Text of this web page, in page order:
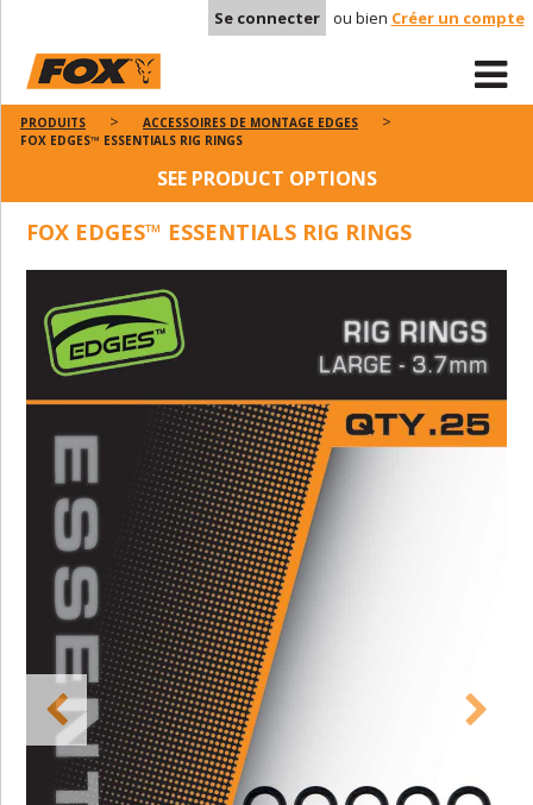
Se connecter ou bien Créer un compte
PRODUITS
ACCESSOIRES DE MONTAGE EDGES
FOX EDGES™ ESSENTIALS RIG RINGS
SEE PRODUCT OPTIONS
FOX EDGES™ ESSENTIALS RIG RINGS